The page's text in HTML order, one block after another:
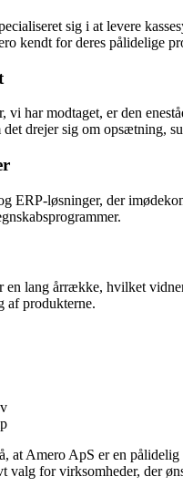
sig i at levere
kendt for deres pålidelige
vi har modtaget, er den
drejer sig om opsætning,
ERP-løsninger, der
lang årrække, hvilket
af produkterne.
at Amero ApS er en
valg for virksomheder, der